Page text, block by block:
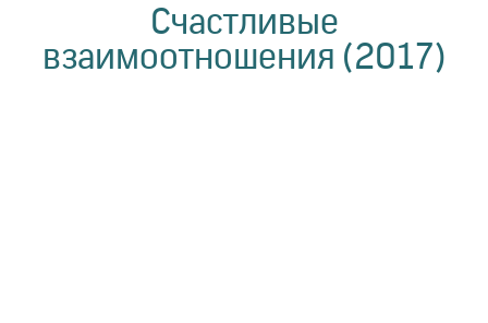
Счастливые
взаимоотношения (2017)